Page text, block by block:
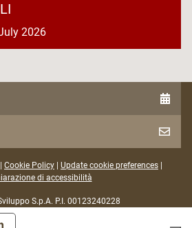
2026
Cookie Policy Update cookie preferences
di accessibilità
S.p.A. P.I. 00123240228